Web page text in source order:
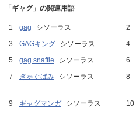
「ギャグ」の関連用語
gag シソーラス
GAGキング
シソーラス
gag snaffle
シソーラス
ぎゃぐばみ
シソーラス
ギャグマンガ
シソーラス